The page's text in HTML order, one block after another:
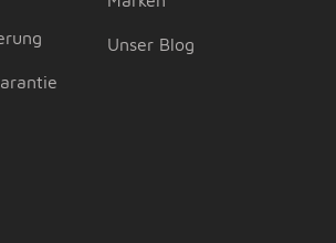
Unser Blog